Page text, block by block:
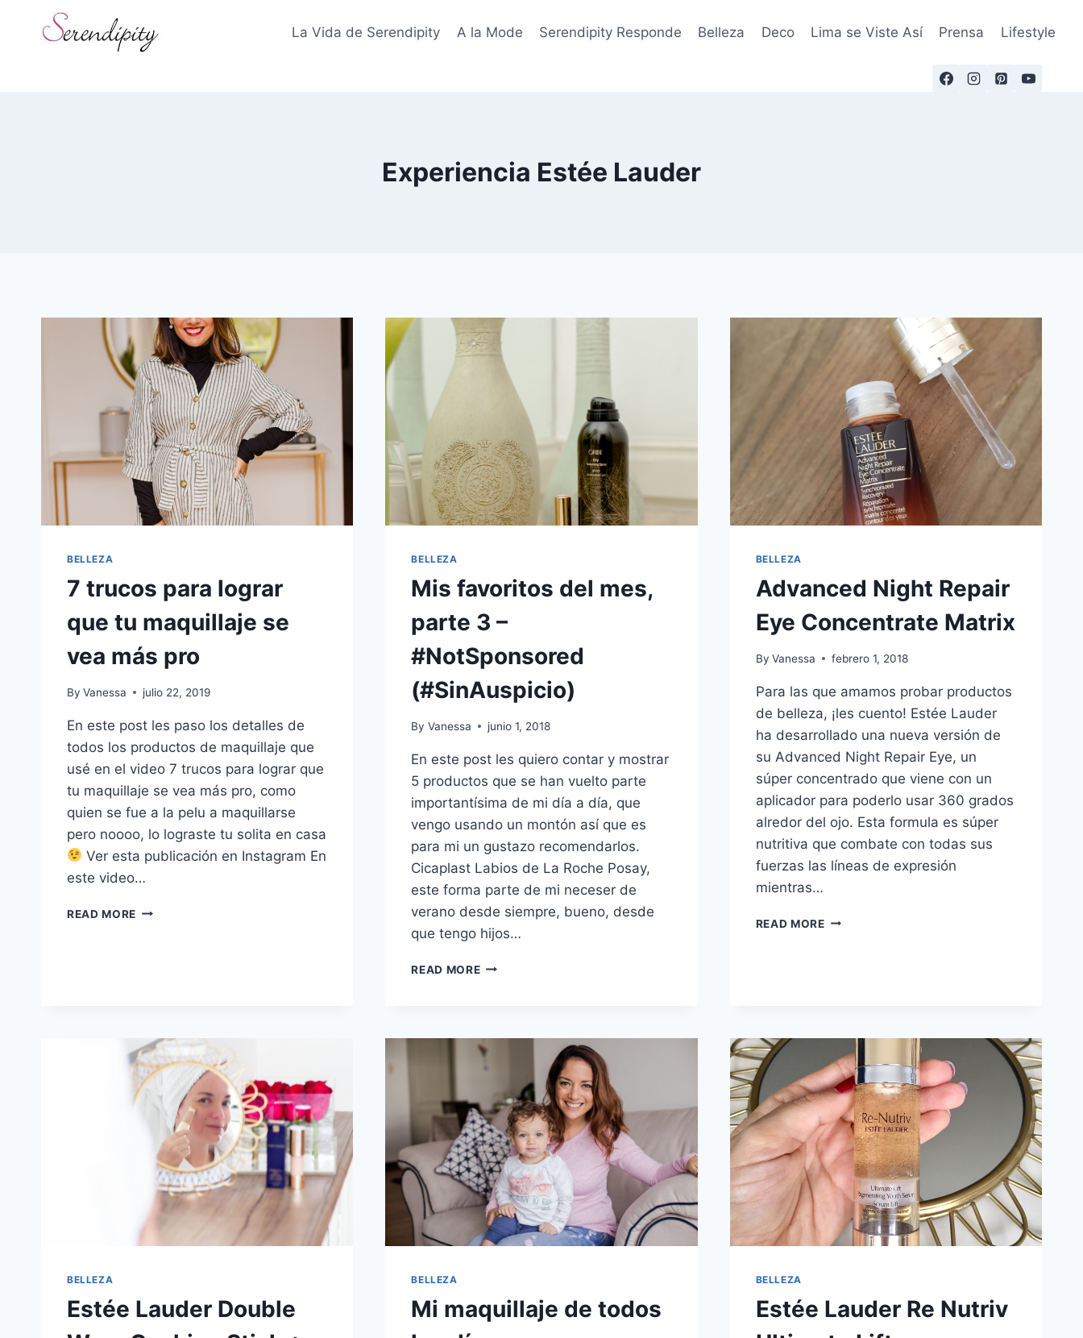
La Vida de Serendipity A la Mode Serendipity Responde Belleza Deco Lima se Viste Así Prensa Lifestyle
Experiencia Estée Lauder
BELLEZA
7 trucos para lograr
que tu maquillaje se
vea más pro
By Vanessa julio 22, 2019
En este post les paso los detalles de
todos los productos de maquillaje que
usé en el video 7 trucos para lograr que
tu maquillaje se vea más pro, como
quien se fue a la pelu a maquillarse
pero noooo, lo lograste tu solita en casa
Ver esta publicación en Instagram En
este video…
READ MORE 7
VEA
MÁS
PRO
BELLEZA
Mis favoritos del mes,
parte 3 –
#NotSponsored
(#SinAuspicio)
By Vanessa junio 1, 2018
En este post les quiero contar y mostrar
5 productos que se han vuelto parte
importantísima de mi día a día, que
vengo usando un montón así que es
para mi un gustazo recomendarlos.
Cicaplast Labios de La Roche Posay,
este forma parte de mi neceser de
verano desde siempre, bueno, desde
que tengo hijos…
READ MOREMIS
3
–
#NOTSPONSORED
(#SINAUSPICIO)
BELLEZA
Advanced Night Repair
Eye Concentrate Matrix
By Vanessa febrero 1, 2018
Para las que amamos probar productos
de belleza, ¡les cuento! Estée Lauder
ha desarrollado una nueva versión de
su Advanced Night Repair Eye, un
súper concentrado que viene con un
aplicador para poderlo usar 360 grados
alredor del ojo. Esta formula es súper
nutritiva que combate con todas sus
fuerzas las líneas de expresión
mientras…
READ MOREADVANCED
BELLEZA
Estée Lauder Double
BELLEZA
Mi maquillaje de todos
BELLEZA
Estée Lauder Re Nutriv